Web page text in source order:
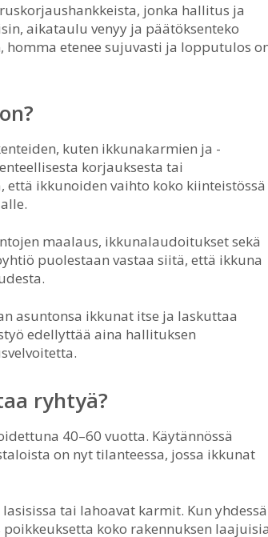
jonka hallitus ja
aikataulu venyy ja päätöksenteko
etenee sujuvasti ja lopputulos
kuten ikkunakarmien ja -
korjauksesta tai
ikkunoiden vaihto koko kiinteistössä
maalaus, ikkunalaudoitukset sekä
puolestaan vastaa siitä, että ikkuna
asuntonsa ikkunat itse ja laskuttaa
edellyttää aina hallituksen
ryhtyä?
40–60 vuotta. Käytännössä
on nyt tilanteessa, jossa ikkunat
tai lahoavat karmit. Kun yhdessä
koko rakennuksen laajuisia